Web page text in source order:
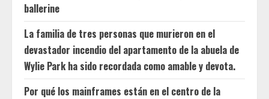
ballerine
La familia de tres personas que murieron en el
devastador incendio del apartamento de la abuela de
Wylie Park ha sido recordada como amable y devota.
Por qué los mainframes están en el centro de la